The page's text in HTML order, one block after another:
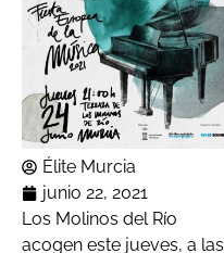
Élite Murcia
junio 22, 2021
Los Molinos del Río
acogen este jueves, a las